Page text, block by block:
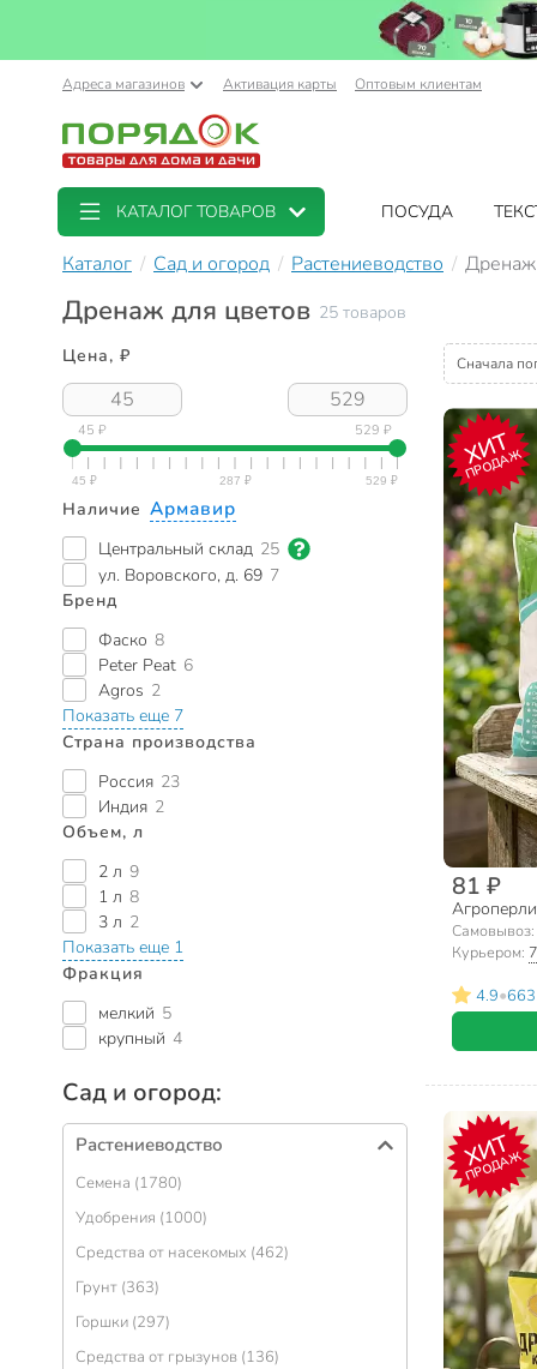
Адреса магазинов Активация карты Оптовым клиентам
КАТАЛОГ ТОВАРОВ ПОСУДА
Каталог Сад и огород Растениеводство Дренаж
Дренаж для цветов 25 товаров
Цена, ₽
45 ₽ 529 ₽
Наличие Армавир
Центральный склад 25
ул. Воровского, д. 69 7
Бренд
Фаско 8
Peter Peat 6
Agros 2
Показать еще 7
Страна производства
Россия 23
Индия 2
Объем, л
2 л 9
1 л 8
3 л 2
Показать еще 1
Фракция
мелкий 5
крупный 4
Сад и огород:
Растениеводство
Семена (1780)
Удобрения (1000)
Средства от насекомых (462)
Грунт (363)
Горшки (297)
Средства от грызунов (136)
Сначала
ХИТ
ПРОДАЖ
81 ₽
Самовывоз:
Курьером:
4.9•
ХИТ
ПРОДАЖ